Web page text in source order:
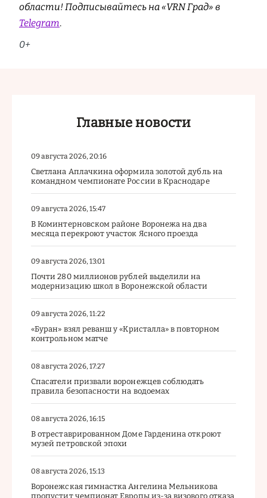
области! Подписывайтесь на «VRN Град» в
Telegram.
0+
Главные новости
09 августа 2026, 20:16
Светлана Аплачкина оформила золотой дубль на
командном чемпионате России в Краснодаре
09 августа 2026, 15:47
В Коминтерновском районе Воронежа на два
месяца перекроют участок Ясного проезда
09 августа 2026, 13:01
Почти 280 миллионов рублей выделили на
модернизацию школ в Воронежской области
09 августа 2026, 11:22
«Буран» взял реванш у «Кристалла» в повторном
контрольном матче
08 августа 2026, 17:27
Спасатели призвали воронежцев соблюдать
правила безопасности на водоемах
08 августа 2026, 16:15
В отреставрированном Доме Гарденина откроют
музей петровской эпохи
08 августа 2026, 15:13
Воронежская гимнастка Ангелина Мельникова
пропустит чемпионат Европы из-за визового отказа